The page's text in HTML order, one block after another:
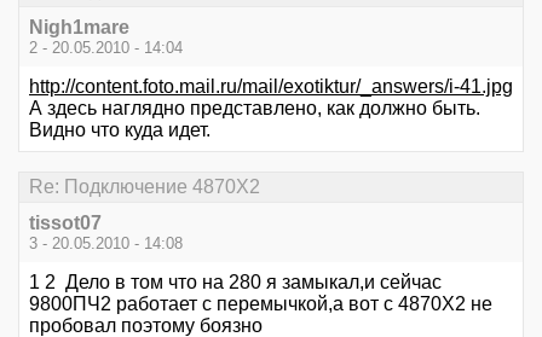
Nigh1mare
2 - 20.05.2010 - 14:04
http://content.foto.mail.ru/mail/exotiktur/_answers/i-41.jpg
А здесь наглядно представлено, как должно быть.
Видно что куда идет.
Re: Подключение 4870Х2
tissot07
3 - 20.05.2010 - 14:08
1 2 Дело в том что на 280 я замыкал,и сейчас
9800ПЧ2 работает с перемычкой,а вот с 4870Х2 не
пробовал поэтому боязно